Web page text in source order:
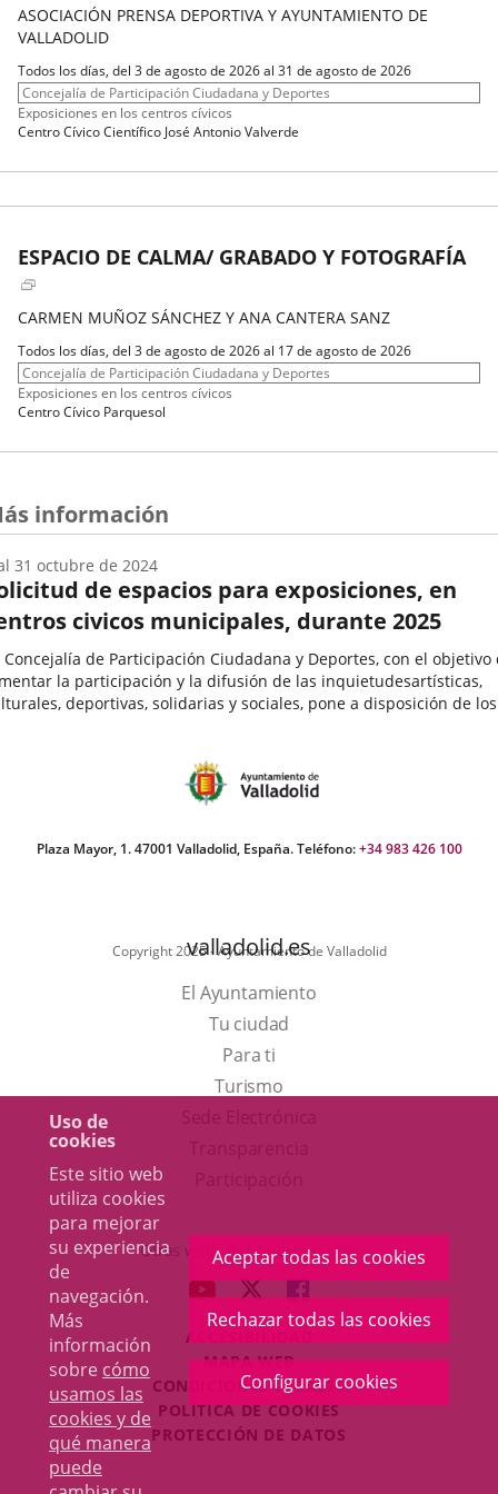
Uso de
cookies
Este sitio web
utiliza cookies
para mejorar
su experiencia
de
navegación.
Más
información
sobre cómo
usamos las
cookies y de
qué manera
puede
Aceptar todas las cookies
Rechazar todas las cookies
Configurar cookies
ASOCIACIÓN PRENSA DEPORTIVA Y AYUNTAMIENTO DE
VALLADOLID
Fechas
del
evento
Todos los días, del 3 de agosto de 2026 al 31 de agosto de 2026
Organizador
de
actividad
Concejalía de Participación Ciudadana y Deportes
Programa
Exposiciones en los centros cívicos
Espacio
Centro Cívico Científico José Antonio Valverde
ESPACIO DE CALMA/ GRABADO Y FOTOGRAFÍA
CARMEN MUÑOZ SÁNCHEZ Y ANA CANTERA SANZ
Fechas
del
evento
Todos los días, del 3 de agosto de 2026 al 17 de agosto de 2026
Organizador
de
actividad
Concejalía de Participación Ciudadana y Deportes
Programa
Exposiciones en los centros cívicos
Espacio
Centro Cívico Parquesol
información
de espacios para exposiciones, en
civicos municipales, durante 2025
Concejalía de Participación Ciudadana y Deportes, con el objetivo
la participación y la difusión de las inquietudesartísticas,
deportivas, solidarias y sociales, pone a disposición de los
31 octubre de 2024
Plaza Mayor, 1. 47001 Valladolid, España. Teléfono:+34 983 426 100
Copyright 2025 - Ayuntamiento de Valladolid
valladolid.es
El Ayuntamiento
Tu ciudad
Para ti
TurismoEste
una
ventana
nueva.
externa.
Otras webs del Ayuntamiento
ENLACE
A
UNA
APLICACIÓN
EXTERNA.
ENLACE
A
UNA
APLICACIÓN
EXTERNA.
ENLACE
A
UNA
APLICACIÓN
EXTERNA.
ACCESIBILIDAD
MAPA WEB
CONDICIONES LEGALES
POLÍTICA DE COOKIES
PROTECCIÓN DE DATOS